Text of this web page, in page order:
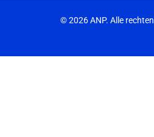
© 2026 ANP. Alle